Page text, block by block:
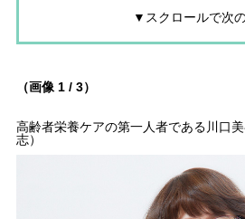
▼スクロールで次
（画像 1 / 3）
高齢者栄養ケアの第一人者である川口
志）